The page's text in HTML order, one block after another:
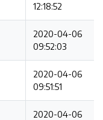
12:18:52
2020-04-06
09:52:03
2020-04-06
09:51:51
2020-04-06